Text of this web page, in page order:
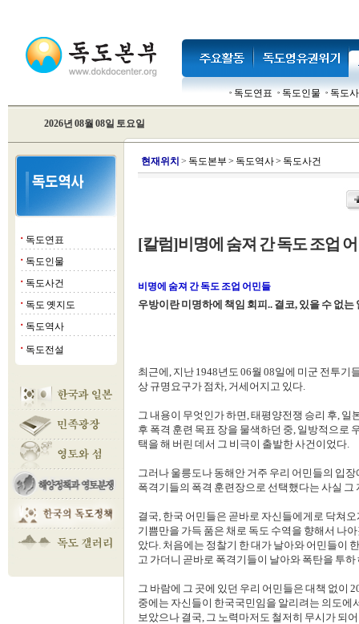
독도연표 독도인물 독도
2026년 08월 08일 토요일
■ 독도연표
■ 독도인물
■ 독도사건
■ 독도 옛지도
■ 독도역사
■ 독도전설
현재위치 > 독도본부 > 독도역사> 독도사건
[칼럼]비명에 숨져 간 독도 조업
비명에 숨져 간 독도 조업 어민들
우방이란 미명하에 책임 회피.. 결코, 있을 수 없는
최근에, 지난 1948년도 06월 08일에 미군 전투기
상 규명요구가 점차, 거세어지고 있다.
그 내용이 무엇인가 하면, 태평양전쟁 승리 후,
후 폭격 훈련 목표 장을 물색하던 중, 일방적으로
택을 해 버린 데서 그 비극이 출발한 사건이었다.
그러나 울릉도나 동해안 거주 우리 어민들의 입
폭격기들의 폭격 훈련장으로 선택했다는 사실
결국, 한국 어민들은 곧바로 자신들에게로 닥쳐
기쁨만을 가득 품은 채로 독도 수역을 향해서 나
았다. 처음에는 정찰기 한 대가 날아와 어민들이
고 가더니 곧바로 폭격기들이 날아와 폭탄을 투
그 바람에 그 곳에 있던 우리 어민들은 대책 없이
중에는 자신들이 한국국민임을 알리려는 의도
보았으나 결국, 그 노력마저도 철저히 무시가 되